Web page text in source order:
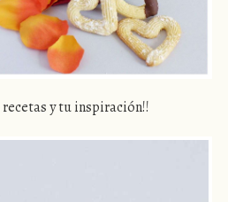
recetas y tu inspiración!!